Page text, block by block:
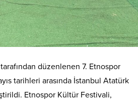
düzenlenen 7. Etnospor
tarihleri ​​arasında İstanbul Atatürk
Etnospor Kültür Festivali,